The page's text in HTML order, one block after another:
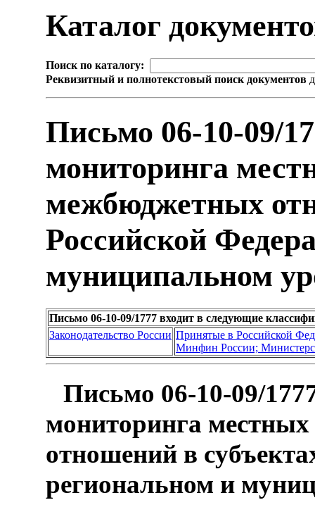
Каталог
Поиск по каталогу:
Реквизитный и полнотекстовый поиск документов
Письмо 06-10-09/
мониторинга
межбюджетных
Российской
муниципальном
Письмо 06-10-09/1777 входит в следующие
Законодательство России Принятые в Российской
Минфин России;
Письмо 06-10-09/
мониторинга
отношений в
региональном и